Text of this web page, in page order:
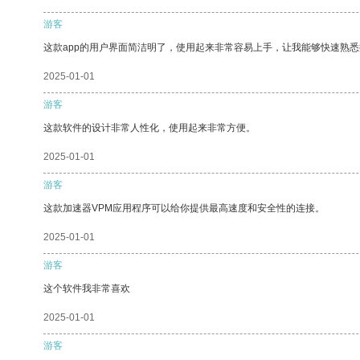
游客
这款app的用户界面简洁明了，使用起来非常容易上手，让我能够快速熟
2025-01-01
游客
这款软件的设计非常人性化，使用起来非常方便。
2025-01-01
游客
这款加速器VPM应用程序可以给你提供最高速度和安全性的连接。
2025-01-01
游客
这个软件我非常喜欢
2025-01-01
游客